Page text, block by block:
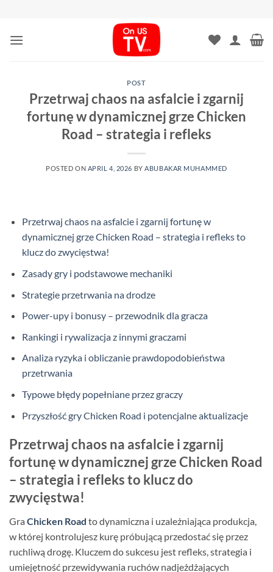
content
POST
Przetrwaj chaos na asfalcie i zgarnij
fortunę w dynamicznej grze Chicken
Road – strategia i refleks
POSTED ON APRIL 4, 2026 BY ABUBAKAR MUHAMMED
Przetrwaj chaos na asfalcie i zgarnij fortunę w
dynamicznej grze Chicken Road – strategia i refleks to
klucz do zwycięstwa!
Zasady gry i podstawowe mechaniki
Strategie przetrwania na drodze
Power-upy i bonusy – przewodnik dla gracza
Rankingi i rywalizacja z innymi graczami
Analiza ryzyka i obliczanie prawdopodobieństwa
przetrwania
Typowe błędy popełniane przez graczy
Przyszłość gry Chicken Road i potencjalne aktualizacje
Przetrwaj chaos na asfalcie i zgarnij
fortunę w dynamicznej grze Chicken Road
– strategia i refleks to klucz do
zwycięstwa!
Gra Chicken Road to dynamiczna i uzależniająca produkcja,
w której kontrolujesz kurę próbującą przedostać się przez
ruchliwą drogę. Kluczem do sukcesu jest refleks, strategia i
umiejętność przewidywania ruchów nadjeżdżających